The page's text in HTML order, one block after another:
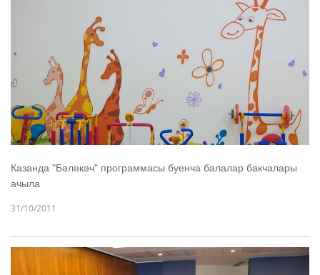
Казанда "Бәләкәч" программасы буенча балалар бакчалары
ачыла
31/10/2011